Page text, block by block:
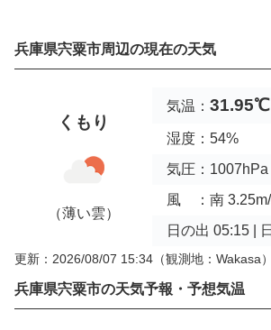
兵庫県宍粟市周辺の現在の天気
くもり
（薄い雲）
気温： 31.95℃
湿度：54%
気圧：1007hPa
風 ：南
日の出 05:15 |
更新：2026/08/07 15:34 （観測地：Wakasa）
兵庫県宍粟市の天気予報・予想気温